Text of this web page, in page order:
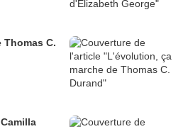
C.